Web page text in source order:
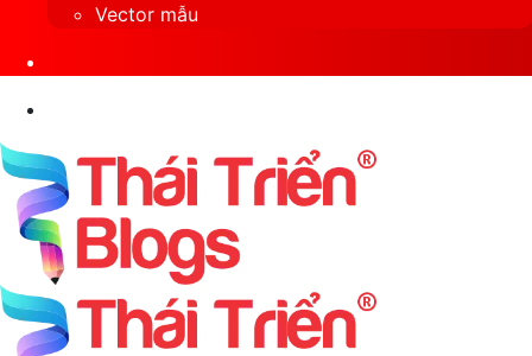
Vector mẫu